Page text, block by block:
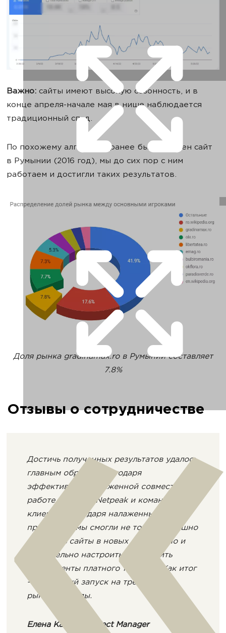
Важно: сайты имеют высокую сезонность, и в
конце апреля-начале мая в нише наблюдается
традиционный спад.
По похожему алгоритму ранее был запущен сайт
в Румынии (2016 год), мы до сих пор с ним
работаем и достигли таких результатов.
Доля рынка gradinamax.ro в Румынии составляет
7.8%
Отзывы о сотрудничестве
Достичь полученных результатов удалось
главным образом благодаря
эффективной и слаженной совместной
работе команды Netpeak и команды
клиента. Благодаря налаженным
процессам, мы смогли не только успешно
запустить сайты в новых странах, но и
параллельно настроить и запустить
инструменты платного трафика. Как итог
— успешный запуск на трех новых
рынках Европы.
Елена Кавчак, Рroject Manager